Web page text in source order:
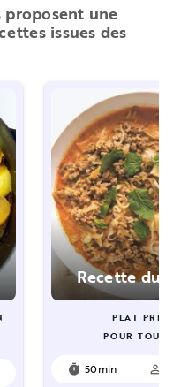
proposent une
issues des
Recette du
PLAT
POUR
timer 50min person_outline